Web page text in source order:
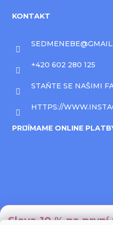
KONTAKT
SEDMENEBE@
+420 602 280 125
STAŇTE SE NAŠIMI
HTTPS://
PRIJÍMAME ONLINE
Sleva 10 % na první